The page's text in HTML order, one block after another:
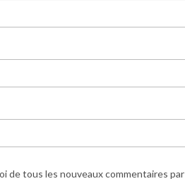
de tous les nouveaux commentaires